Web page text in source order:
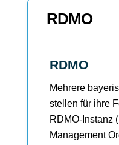
RDMO
RDMO
Mehrere
stellen für ihre
RDMO-Instanz
Management